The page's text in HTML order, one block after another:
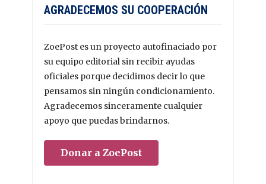
AGRADECEMOS SU COOPERACIÓN
ZoePost es un proyecto autofinaciado por
su equipo editorial sin recibir ayudas
oficiales porque decidimos decir lo que
pensamos sin ningún condicionamiento.
Agradecemos sinceramente cualquier
apoyo que puedas brindarnos.
Donar a ZoePost